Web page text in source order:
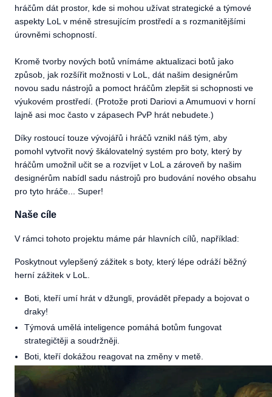
hráčům dát prostor, kde si mohou užívat strategické a týmové
aspekty LoL v méně stresujícím prostředí a s rozmanitějšími
úrovněmi schopností.
Kromě tvorby nových botů vnímáme aktualizaci botů jako
způsob, jak rozšířit možnosti v LoL, dát našim designérům
novou sadu nástrojů a pomoct hráčům zlepšit si schopnosti ve
výukovém prostředí. (Protože proti Dariovi a Amumuovi v horní
lajně asi moc často v zápasech PvP hrát nebudete.)
Díky rostoucí touze vývojářů i hráčů vznikl náš tým, aby
pomohl vytvořit nový škálovatelný systém pro boty, který by
hráčům umožnil učit se a rozvíjet v LoL a zároveň by našim
designérům nabídl sadu nástrojů pro budování nového obsahu
pro tyto hráče... Super!
Naše cíle
V rámci tohoto projektu máme pár hlavních cílů, například:
Poskytnout vylepšený zážitek s boty, který lépe odráží běžný
herní zážitek v LoL.
Boti, kteří umí hrát v džungli, provádět přepady a bojovat o
draky!
Týmová umělá inteligence pomáhá botům fungovat
strategičtěji a soudržněji.
Boti, kteří dokážou reagovat na změny v metě.